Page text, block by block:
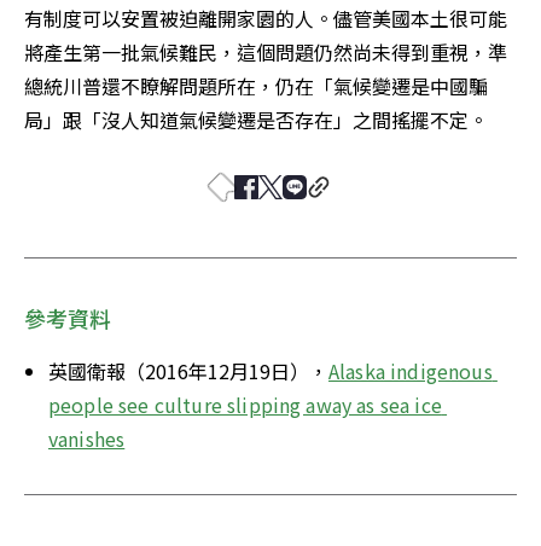
有制度可以安置被迫離開家園的人。儘管美國本土很可能
將產生第一批氣候難民，這個問題仍然尚未得到重視，準
總統川普還不瞭解問題所在，仍在「氣候變遷是中國騙
局」跟「沒人知道氣候變遷是否存在」之間搖擺不定。
參考資料
英國衛報（2016年12月19日）， Alaska indigenous
people see culture slipping away as sea ice
vanishes